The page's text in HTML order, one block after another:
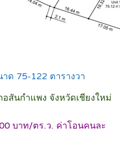
ด 75-122 ตารางวา
สันกำแพง จังหวัดเชียงใหม่
บาท/ตร.ว. ค่าโอนคนละ